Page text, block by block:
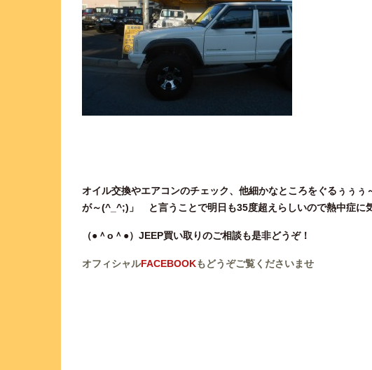
オイル交換やエアコンのチェック、他細かなところをぐるぅぅ
が～(^_^;)」 と言うことで明日も35度超えらしいので熱中症に
（●＾o＾●）JEEP買い取りのご相談も是非どうぞ！
オフィシャルFACEBOOKもどうぞご覧くださいませ